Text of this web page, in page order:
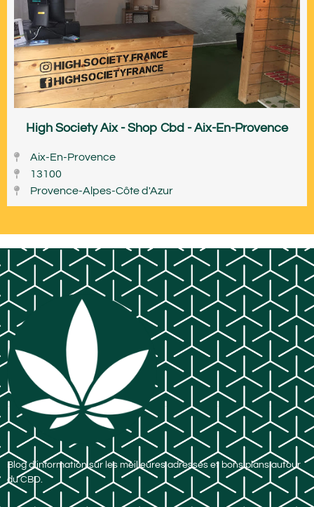
High Society Aix - Shop Cbd - Aix-En-Provence
Aix-En-Provence
13100
Provence-Alpes-Côte d'Azur
Blog d’information sur les meilleures adresses et bons plans autour
du CBD.